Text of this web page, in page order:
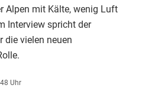
Alpen mit Kälte, wenig Luft
Interview spricht der
die vielen neuen
Uhr